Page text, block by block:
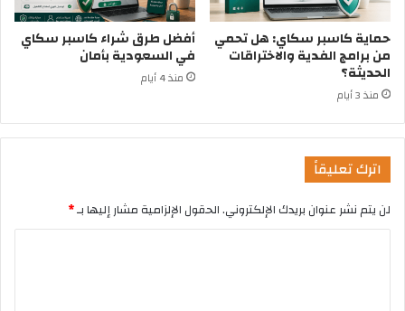
حماية كاسبر سكاي: هل تحمي
من برامج الفدية والاختراقات
الحديثة؟
منذ 3 أيام
أفضل طرق شراء كاسبر سكاي
في السعودية بأمان
منذ 4 أيام
اترك تعليقاً
لن يتم نشر عنوان بريدك الإلكتروني.الحقول الإلزامية مشار إليها بـ*